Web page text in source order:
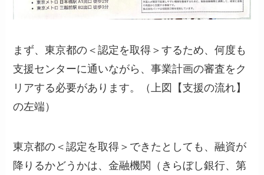
まず、東京都の＜認定を取得＞するため、何度も
支援センターに通いながら、事業計画の審査をク
リアする必要があります。（上図【支援の流れ】
の左端）
東京都の＜認定を取得＞できたとしても、融資が
降りるかどうかは、金融機関（きらぼし銀行、第